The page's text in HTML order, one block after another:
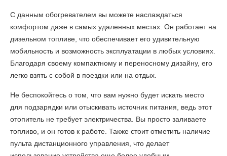
С данным обогревателем вы можете наслаждаться
комфортом даже в самых удаленных местах. Он работает на
дизельном топливе, что обеспечивает его удивительную
мобильность и возможность эксплуатации в любых условиях.
Благодаря своему компактному и переносному дизайну, его
легко взять с собой в поездки или на отдых.
Не беспокойтесь о том, что вам нужно будет искать место
для подзарядки или отыскивать источник питания, ведь этот
отопитель не требует электричества. Вы просто заливаете
топливо, и он готов к работе. Также стоит отметить наличие
пульта дистанционного управления, что делает